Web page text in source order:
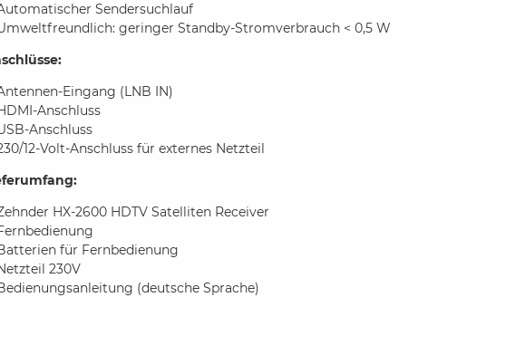
Sendersuchlauf
geringer Standby-Stromverbrauch < 0,5 W
Eingang (LNB IN)
Anschluss
Anschluss
12-Volt-Anschluss für externes Netzteil
HX-2600 HDTV Satelliten Receiver
für Fernbedienung
230V
(deutsche Sprache)